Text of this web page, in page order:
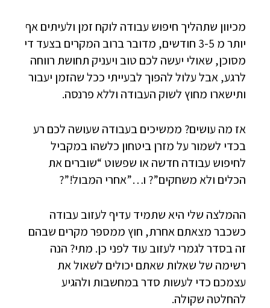
מכיוון שתהליך חיפוש עבודה לוקח זמן ולעיתים אף
יותר מ 3-5 חודשים, מדובר ברוב המקרים בצעד די
מסוכן, שאולי יעשה לכם טוב ויעניק תחושת רווחה
לרגע, אבל עלול להפוך לבעייתי ככל שהזמן יעבור
ותישארו מחוץ לשוק העבודה וללא פרנסה.
אז מה עושים? ממשיכים בעבודה שעושה לכם רע
בכדי לשמור על מזרן ביטחון כלשהו במקביל
לחיפוש עבודה חדשה או שפשוט “שוברים את
הכלים ולא משחקים”? ו…”אחרי המבול!”?
ההמלצה שלי היא שתמיד עדיף לעזוב עבודה
כשכבר מצאתם אחרת, חוץ ממספר מקרים שבהם
זה בסדר לגמרי לעזוב עוד לפני כן. מתי? הנה
רשימה של שאלות שאתם יכולים לשאול את
עצמכם כדי לעשות סדר במחשבות ולהגיע
להחלטה שקולה.